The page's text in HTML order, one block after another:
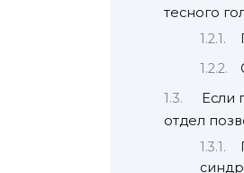
тесного
Если
отдел